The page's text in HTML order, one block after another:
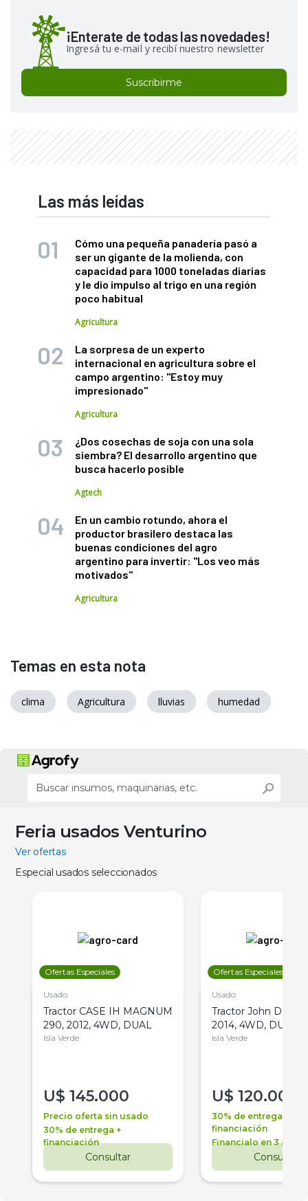
¡Enterate de todas las novedades!
Ingresá tu e-mail y recibí nuestro newsletter
Suscribirme
Las más leídas
Cómo una pequeña panadería pasó a
ser un gigante de la molienda, con
capacidad para 1000 toneladas diarias
y le dio impulso al trigo en una región
poco habitual
Agricultura
La sorpresa de un experto
internacional en agricultura sobre el
campo argentino: "Estoy muy
impresionado"
Agricultura
¿Dos cosechas de soja con una sola
siembra? El desarrollo argentino que
busca hacerlo posible
Agtech
En un cambio rotundo, ahora el
productor brasilero destaca las
buenas condiciones del agro
argentino para invertir: "Los veo más
motivados"
Agricultura
Temas en esta nota
clima Agricultura lluvias humedad
Feria usados Venturino
Ver ofertas
Especial usados seleccionados
Ofertas Especiales
Usado
Tractor CASE IH MAGNUM
290, 2012, 4WD, DUAL
Isla Verde
U$ 145.000
Precio oferta sin usado
30% de entrega +
financiación
Consultar
Ofertas Especiales
Usado
Tractor John Deere
2014, 4WD, DUAL
Isla Verde
U$ 120.000
30% de entrega +
financiación
Financialo en 3 años
Consultar